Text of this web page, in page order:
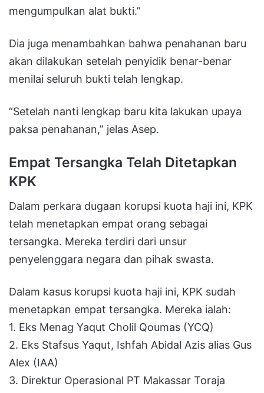
mengumpulkan alat bukti.”
Dia juga menambahkan bahwa penahanan baru
akan dilakukan setelah penyidik benar-benar
menilai seluruh bukti telah lengkap.
“Setelah nanti lengkap baru kita lakukan upaya
paksa penahanan,” jelas Asep.
Empat Tersangka Telah Ditetapkan
KPK
Dalam perkara dugaan korupsi kuota haji ini, KPK
telah menetapkan empat orang sebagai
tersangka. Mereka terdiri dari unsur
penyelenggara negara dan pihak swasta.
Dalam kasus korupsi kuota haji ini, KPK sudah
menetapkan empat tersangka. Mereka ialah:
1. Eks Menag Yaqut Cholil Qoumas (YCQ)
2. Eks Stafsus Yaqut, Ishfah Abidal Azis alias Gus
Alex (IAA)
3. Direktur Operasional PT Makassar Toraja